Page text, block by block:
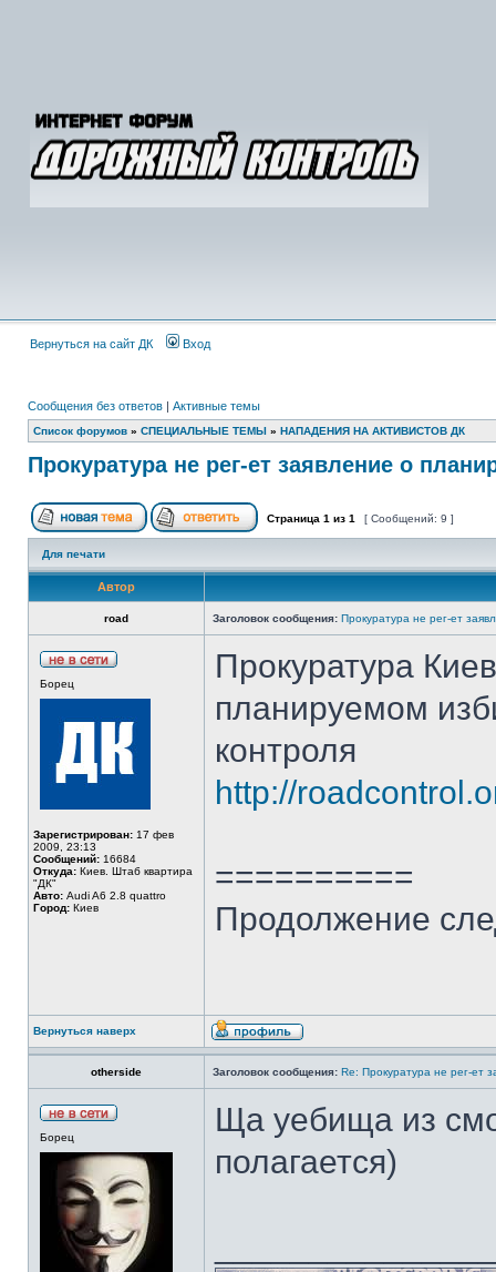
Вернуться на сайт ДК Вход
Сообщения без ответов | Активные темы
Список форумов » СПЕЦИАЛЬНЫЕ ТЕМЫ » НАПАДЕНИЯ НА АКТИВИСТОВ ДК
Прокуратура не рег-ет заявление о
Страница 1 из 1 [ Сообщений: 9 ]
Для печати
Автор
road Заголовок сообщения: Прокуратура не рег-ет
Борец
Зарегистрирован: 17 фев
2009, 23:13
Сообщений: 16684
Откуда: Киев. Штаб квартира
"ДК"
Авто: Audi A6 2.8 quattro
Город: Киев
Прокуратура
планируемом
контроля
http://
==========
Продолжение
Вернуться наверх
otherside Заголовок сообщения: Re: Прокуратура не рег-ет
Борец
Ща уебища из
полагается)